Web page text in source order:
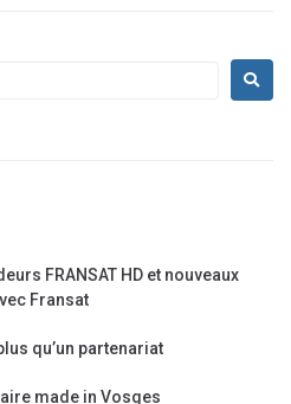
FRANSAT HD et nouveaux
Fransat
qu’un partenariat
made in Vosges